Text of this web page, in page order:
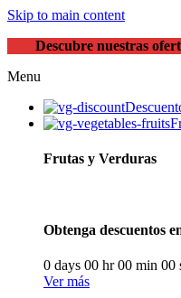
Skip to main content
Descubre nuestras
Menu
Frutas y Verduras
Obtenga descuentos
0 days 00 hr00 min 00
Ver más